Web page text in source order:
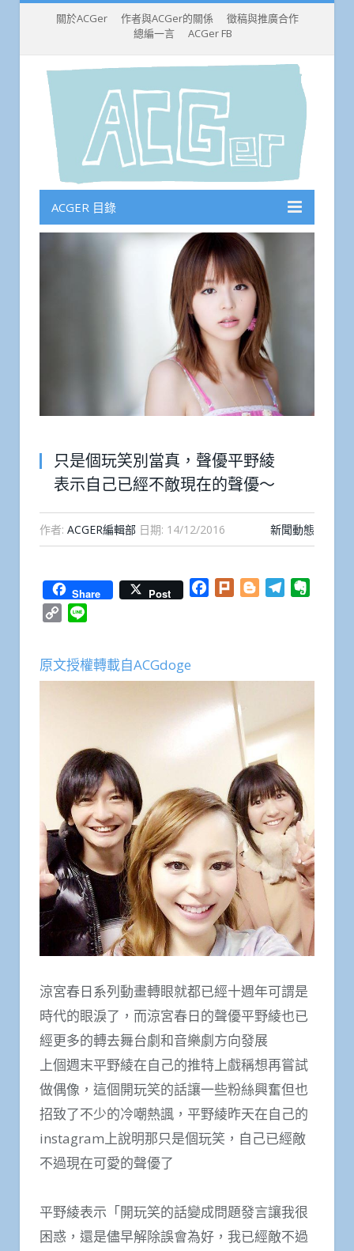
關於ACGer 作者與ACGer的關係
徵稿與推廣合作
總編一言
ACGer FB
ACGER 目錄
只是個玩笑別當真，聲優平野綾
表示自己已經不敵現在的聲優～
作者: ACGER編輯部 日期: 14/12/2016 新聞動態
Share Post Facebook
Plurk BloggerTelegram
Copy
原文授權轉載自ACGdoge
涼宮春日系列動畫轉眼就都已經十週年可謂是
時代的眼淚了，而涼宮春日的聲優平野綾也已
經更多的轉去舞台劇和音樂劇方向發展
上個週末平野綾在自己的推特上戲稱想再嘗試
做偶像，這個開玩笑的話讓一些粉絲興奮但也
招致了不少的冷嘲熱諷，平野綾昨天在自己的
instagram上說明那只是個玩笑，自己已經敵
不過現在可愛的聲優了
平野綾表示「開玩笑的話變成問題發言讓我很
困惑，還是儘早解除誤會為好，我已經敵不過